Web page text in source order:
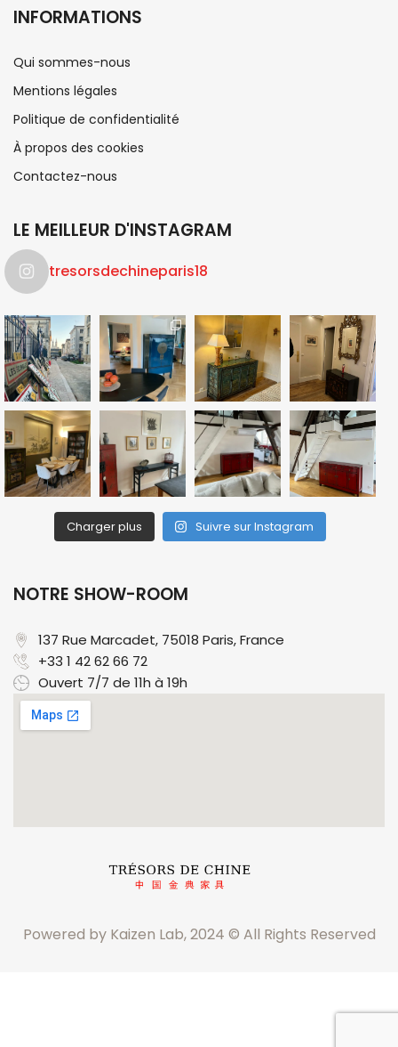
INFORMATIONS
Qui sommes-nous
Mentions légales
Politique de confidentialité
À propos des cookies
Contactez-nous
LE MEILLEUR D'INSTAGRAM
tresorsdechineparis18
Charger plus Suivre sur Instagram
NOTRE SHOW-ROOM
137 Rue Marcadet, 75018 Paris, France​
+33 1 42 62 66 72
Ouvert 7/7 de 11h à 19h
Powered by Kaizen Lab, 2024 © All Rights Reserved